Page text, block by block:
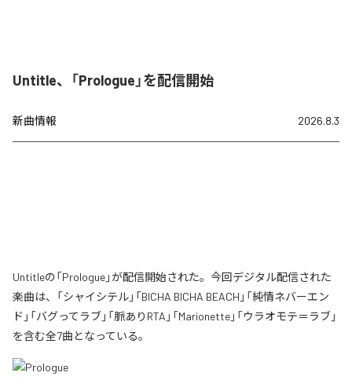
Untitle、「Prologue」を配信開始
新曲情報 2026.8.3
Untitleの「Prologue」が配信開始された。今回デジタル配信された
楽曲は、「シャイシテル」「BICHA BICHA BEACH」「純情ネバーエン
ド」「バグってラブ」「脈ありRTA」「Marionette」「ウラオモテ＝ラブ」
を含む全7曲となっている。